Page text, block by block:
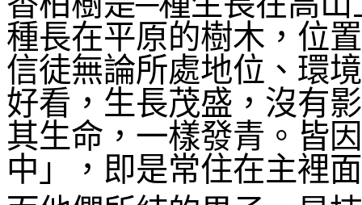
種長在平原的樹木，位
信徒無論所處地位、環
好看，生長茂盛，沒有
其生命，一樣發青。皆
中」，即是常住在主裡